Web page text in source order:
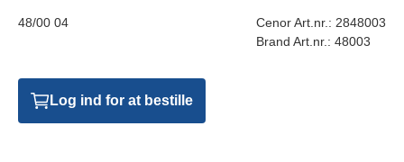
48/00 04 Cenor Art.nr.: 2848003
Brand Art.nr.: 48003
Log ind for at bestille